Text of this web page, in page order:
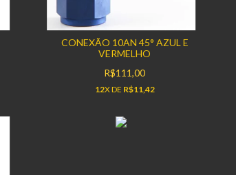
CONEXÃO 10AN 45° AZUL E
VERMELHO
R$111,00
12X DE R$11,42